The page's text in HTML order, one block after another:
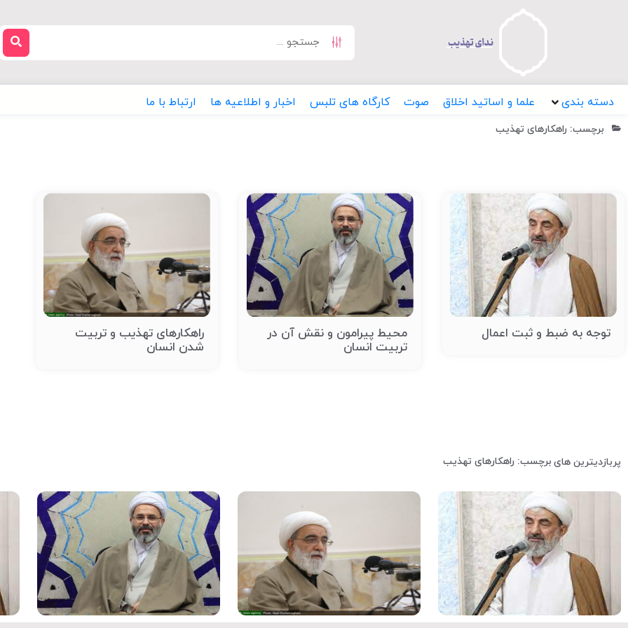
دسته بندی علما و اساتید اخلاق صوت کارگاه های تلبس اخبار و اطلاعیه ها ارتباط با ما
برچسب: راهکارهای تهذیب
توجه به ضبط و ثبت اعمال
محیط پیرامون و نقش آن در
تربیت انسان
راهکارهای تهذیب و تربیت
شدن انسان
پربازدیترین های برچسب: راهکارهای تهذیب